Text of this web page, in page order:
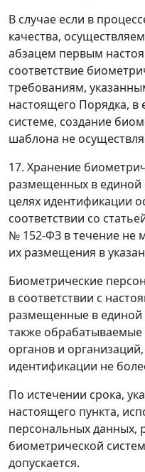
В случае если в
качества,
абзацем первым
соответствие
требованиям,
настоящего Порядка,
системе, создание
шаблона не
17. Хранение
размещенных в единой
целях идентификации
соответствии со
№ 152-ФЗ в течение не
их размещения в
Биометрические
в соответствии с
размещенные в единой
также
органов и
идентификации не
По истечении срока,
настоящего пункта,
персональных данных,
биометрической
допускается.